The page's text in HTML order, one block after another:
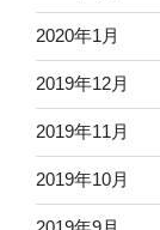
2020年1月
2019年12月
2019年11月
2019年10月